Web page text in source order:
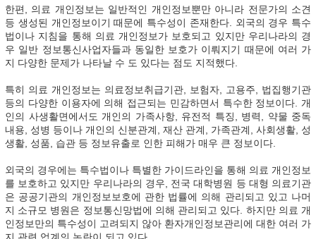
한편, 의료 개인정보는 일반적인 개인정보뿐만 아니라 전문가의 소견
등 생성된 개인정보이기 때문에 특수성이 존재한다. 외국의 경우 특수
법이나 지침을 통해 의료 개인정보가 보호되고 있지만 우리나라의 경
우 일반 정보통신사업자들과 동일한 보호가 이뤄지기 때문에 여러 가
지 다양한 문제가 나타날 수 도 있다는 점도 지적했다.
특히 의료 개인정보는 의료정보취급기관, 보험자, 고용주, 법집행기관
등의 다양한 이용자에 의해 접근되는 민감하면서 특수한 정보이다. 개
인의 사생활면에서도 개인의 가족사항, 유전적 특징, 병력, 약물 중독
내용, 성병 등이나 개인의 신분관계, 재산 관계, 가족관계, 사회생활, 성
생활, 성품, 습관 등 정보유출로 인한 피해가 매우 큰 정보이다.
외국의 경우에는 특수법이나 특별한 가이드라인을 통해 의료 개인정보
를 보호하고 있지만 우리나라의 경우, 전국 대학병원 등 대형 의료기관
은 공공기관의 개인정보보호에 관한 법률에 의해 관리되고 있고 나머
지 소규모 병원은 정보통신망법에 의해 관리되고 있다. 하지만 의료 개
인정보만의 특수성이 고려되지 않아 환자개인정보관리에 대한 여러 가